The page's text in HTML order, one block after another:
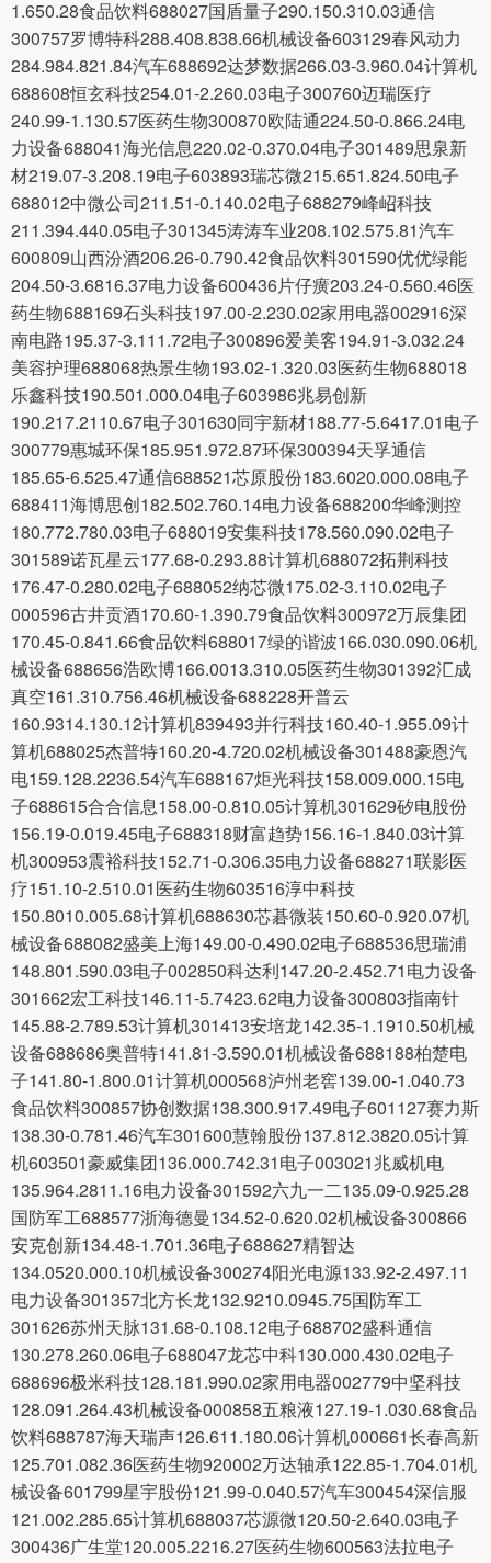
1.650.28食品饮料688027国盾量子290.150.310.03通信
300757罗博特科288.408.838.66机械设备603129春风动力
284.984.821.84汽车688692达梦数据266.03-3.960.04计算机
688608恒玄科技254.01-2.260.03电子300760迈瑞医疗
240.99-1.130.57医药生物300870欧陆通224.50-0.866.24电
力设备688041海光信息220.02-0.370.04电子301489思泉新
材219.07-3.208.19电子603893瑞芯微215.651.824.50电子
688012中微公司211.51-0.140.02电子688279峰岹科技
211.394.440.05电子301345涛涛车业208.102.575.81汽车
600809山西汾酒206.26-0.790.42食品饮料301590优优绿能
204.50-3.6816.37电力设备600436片仔癀203.24-0.560.46医
药生物688169石头科技197.00-2.230.02家用电器002916深
南电路195.37-3.111.72电子300896爱美客194.91-3.032.24
美容护理688068热景生物193.02-1.320.03医药生物688018
乐鑫科技190.501.000.04电子603986兆易创新
190.217.2110.67电子301630同宇新材188.77-5.6417.01电子
300779惠城环保185.951.972.87环保300394天孚通信
185.65-6.525.47通信688521芯原股份183.6020.000.08电子
688411海博思创182.502.760.14电力设备688200华峰测控
180.772.780.03电子688019安集科技178.560.090.02电子
301589诺瓦星云177.68-0.293.88计算机688072拓荆科技
176.47-0.280.02电子688052纳芯微175.02-3.110.02电子
000596古井贡酒170.60-1.390.79食品饮料300972万辰集团
170.45-0.841.66食品饮料688017绿的谐波166.030.090.06机
械设备688656浩欧博166.0013.310.05医药生物301392汇成
真空161.310.756.46机械设备688228开普云
160.9314.130.12计算机839493并行科技160.40-1.955.09计
算机688025杰普特160.20-4.720.02机械设备301488豪恩汽
电159.128.2236.54汽车688167炬光科技158.009.000.15电
子688615合合信息158.00-0.810.05计算机301629矽电股份
156.19-0.019.45电子688318财富趋势156.16-1.840.03计算
机300953震裕科技152.71-0.306.35电力设备688271联影医
疗151.10-2.510.01医药生物603516淳中科技
150.8010.005.68计算机688630芯碁微装150.60-0.920.07机
械设备688082盛美上海149.00-0.490.02电子688536思瑞浦
148.801.590.03电子002850科达利147.20-2.452.71电力设备
301662宏工科技146.11-5.7423.62电力设备300803指南针
145.88-2.789.53计算机301413安培龙142.35-1.1910.50机械
设备688686奥普特141.81-3.590.01机械设备688188柏楚电
子141.80-1.800.01计算机000568泸州老窖139.00-1.040.73
食品饮料300857协创数据138.300.917.49电子601127赛力斯
138.30-0.781.46汽车301600慧翰股份137.812.3820.05计算
机603501豪威集团136.000.742.31电子003021兆威机电
135.964.2811.16电力设备301592六九一二135.09-0.925.28
国防军工688577浙海德曼134.52-0.620.02机械设备300866
安克创新134.48-1.701.36电子688627精智达
134.0520.000.10机械设备300274阳光电源133.92-2.497.11
电力设备301357北方长龙132.9210.0945.75国防军工
301626苏州天脉131.68-0.108.12电子688702盛科通信
130.278.260.06电子688047龙芯中科130.000.430.02电子
688696极米科技128.181.990.02家用电器002779中坚科技
128.091.264.43机械设备000858五粮液127.19-1.030.68食品
饮料688787海天瑞声126.611.180.06计算机000661长春高新
125.701.082.36医药生物920002万达轴承122.85-1.704.01机
械设备601799星宇股份121.99-0.040.57汽车300454深信服
121.002.285.65计算机688037芯源微120.50-2.640.03电子
300436广生堂120.005.2216.27医药生物600563法拉电子